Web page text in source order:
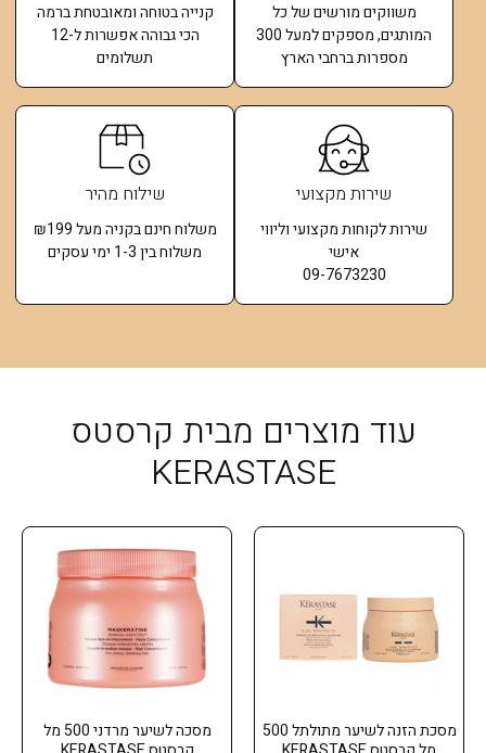
משווקים מורשים של כל
המותגים, מספקים למעל 300
מספרות ברחבי הארץ
קנייה בטוחה ומאובטחת ברמה
הכי גבוהה אפשרות ל-12
תשלומים​
שירות מקצועי
שירות לקוחות מקצועי וליווי
אישי
09-7673230
שילוח מהיר
משלוח חינם בקניה מעל ₪199
משלוח בין 1-3 ימי עסקים
עוד מוצרים מבית קרסטס
KERASTASE
מסכת הזנה לשיער מתולתל 500
מסכה לשיער מרדני 500 מל